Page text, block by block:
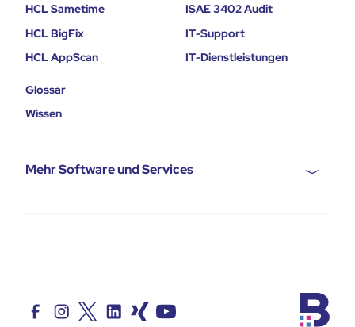
HCL Sametime
HCL BigFix
HCL AppScan
ISAE 3402 Audit
IT-Support
IT-Dienstleistungen
Glossar
Wissen
Mehr Software und Services